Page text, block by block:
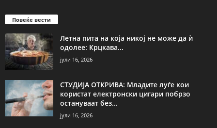
Повеќе вести
Летна пита на која никој не може да ѝ
одолее: Крцкава...
јули 16, 2026
СТУДИЈА ОТКРИВА: Младите луѓе кои
користат електронски цигари побрзо
остануваат без...
јули 16, 2026